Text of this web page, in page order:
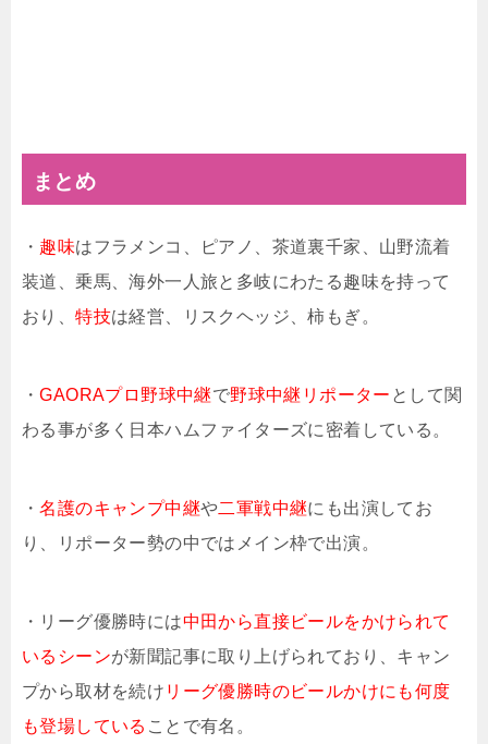
まとめ
・ 趣味はフラメンコ、ピアノ、茶道裏千家、山野流着
装道、乗馬、海外一人旅と多岐にわたる趣味を持って
おり、特技は経営、リスクヘッジ、柿もぎ。
・GAORAプロ野球中継で野球中継リポーター として関
わる事が多く日本ハムファイターズに密着している。
・名護のキャンプ中継や二軍戦中継にも出演してお
り、リポーター勢の中ではメイン枠で出演。
・リーグ優勝時には中田から直接ビールをかけられて
いるシーンが新聞記事に取り上げられており、キャン
プから取材を続け リーグ優勝時のビールかけにも何度
も登場している ことで有名。